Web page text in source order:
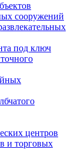
сооружений
под ключ
центров
и торговых